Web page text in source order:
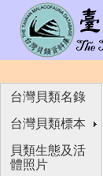
台灣貝類名錄
台灣貝類標本
貝類生態及活
體照片